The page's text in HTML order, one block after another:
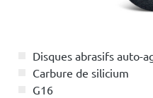
Disques abrasifs auto-
Carbure de silicium
G16